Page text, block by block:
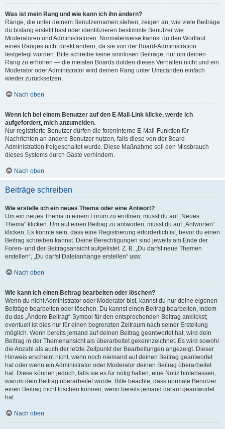
Was ist mein Rang und wie kann ich ihn ändern?
Ränge, die unter deinem Benutzernamen stehen, zeigen an, wie viele Beiträge
du bislang erstellt hast oder identifizieren bestimmte Benutzer wie
Moderatoren und Administratoren. Normalerweise kannst du den Wortlaut
eines Ranges nicht direkt ändern, da sie von der Board-Administration
festgelegt wurden. Bitte schreibe keine sinnlosen Beiträge, nur um deinen
Rang zu erhöhen — die meisten Boards dulden dieses Verhalten nicht und ein
Moderator oder Administrator wird deinen Rang unter Umständen einfach
wieder zurücksetzen.
Nach oben
Wenn ich bei einem Benutzer auf den E-Mail-Link klicke, werde ich
aufgefordert, mich anzumelden.
Nur registrierte Benutzer dürfen die foreninterne E-Mail-Funktion für
Nachrichten an andere Benutzer nutzen, falls diese von der Board-
Administration freigeschaltet wurde. Diese Maßnahme soll den Missbrauch
dieses Systems durch Gäste verhindern.
Nach oben
Beiträge schreiben
Wie erstelle ich ein neues Thema oder eine Antwort?
Um ein neues Thema in einem Forum zu eröffnen, musst du auf „Neues
Thema“ klicken. Um auf einen Beitrag zu antworten, musst du auf „Antworten“
klicken. Es könnte sein, dass eine Registrierung erforderlich ist, bevor du einen
Beitrag schreiben kannst. Deine Berechtigungen sind jeweils am Ende der
Foren- und der Beitragsansicht aufgelistet. Z. B. „Du darfst neue Themen
erstellen“, „Du darfst Dateianhänge erstellen“ usw.
Nach oben
Wie kann ich einen Beitrag bearbeiten oder löschen?
Wenn du nicht Administrator oder Moderator bist, kannst du nur deine eigenen
Beiträge bearbeiten oder löschen. Du kannst einen Beitrag bearbeiten, indem
du das „Ändere Beitrag“-Symbol für den entsprechenden Beitrag anklickst;
eventuell ist dies nur für einen begrenzten Zeitraum nach seiner Erstellung
möglich. Wenn bereits jemand auf deinen Beitrag geantwortet hat, wird dein
Beitrag in der Themenansicht als überarbeitet gekennzeichnet. Es wird sowohl
die Anzahl als auch der letzte Zeitpunkt der Bearbeitungen angezeigt. Dieser
Hinweis erscheint nicht, wenn noch niemand auf deinen Beitrag geantwortet
hat oder wenn ein Administrator oder Moderator deinen Beitrag überarbeitet
hat. Diese können jedoch, falls sie es für nötig halten, eine Notiz hinterlassen,
warum dein Beitrag überarbeitet wurde. Bitte beachte, dass normale Benutzer
einen Beitrag nicht löschen können, wenn bereits jemand darauf geantwortet
hat.
Nach oben